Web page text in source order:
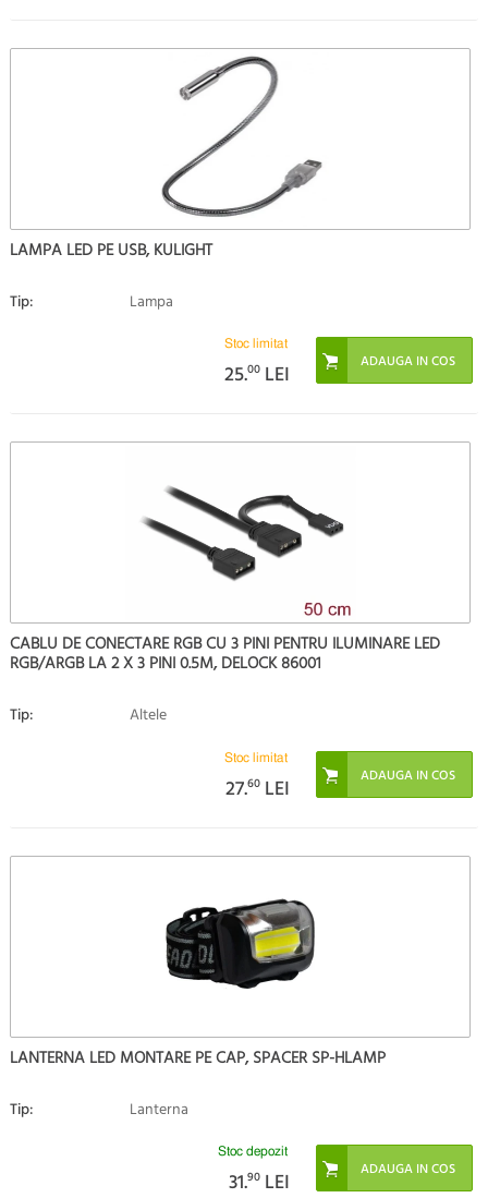
LAMPA LED PE USB, KULIGHT
Tip: Lampa
Stoc limitat
25.00 LEI
CABLU DE CONECTARE RGB CU 3 PINI PENTRU ILUMINARE LED
RGB/ARGB LA 2 X 3 PINI 0.5M, DELOCK 86001
Tip: Altele
Stoc limitat
27.60 LEI
LANTERNA LED MONTARE PE CAP, SPACER SP-HLAMP
Tip: Lanterna
Stoc depozit
31.90 LEI